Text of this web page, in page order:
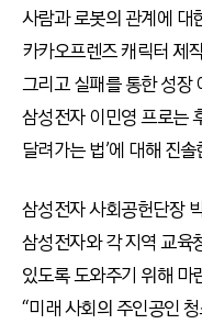
사람과 로봇의 관계에 대
카카오프렌즈 캐릭터 제
그리고 실패를 통한 성장
삼성전자 이민영 프로는
달려가는 법’에 대해 진
삼성전자 사회공헌단장
삼성전자와 각 지역 교육
있도록 도와주기 위해 마
“미래 사회의 주인공인